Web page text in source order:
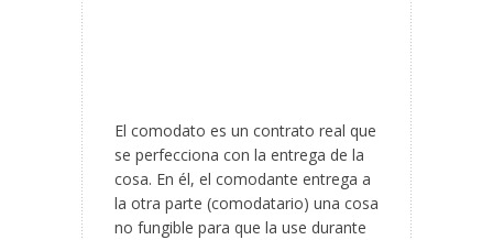
El comodato es un contrato real que
se perfecciona con la entrega de la
cosa. En él, el comodante entrega a
la otra parte (comodatario) una cosa
no fungible para que la use durante